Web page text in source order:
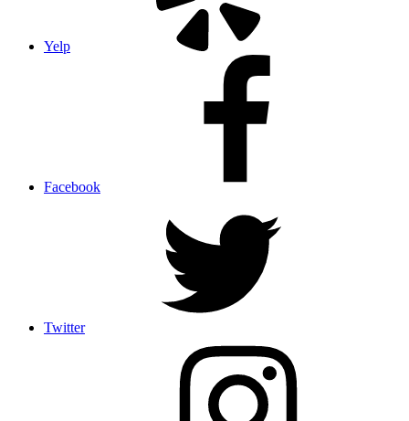
Yelp
Facebook
Twitter